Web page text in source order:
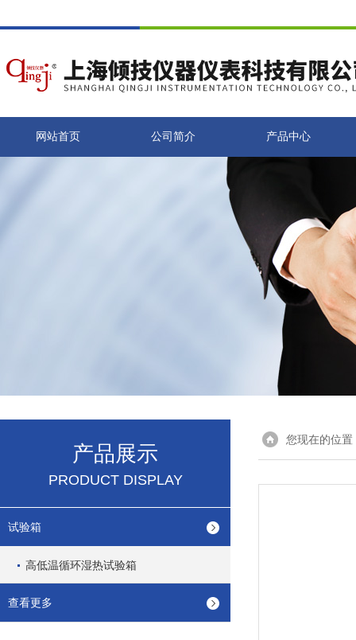
网站首页 公司简介 产品中心
产品展示
PRODUCT DISPLAY
试验箱
高低温循环湿热试验箱
查看更多
您现在的位置